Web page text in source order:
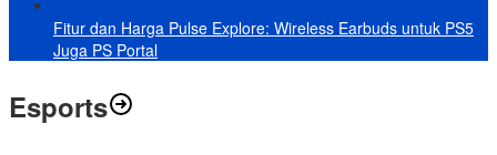
Fitur dan Harga Pulse Explore: Wireless Earbuds untuk PS5
Juga PS Portal
Esports